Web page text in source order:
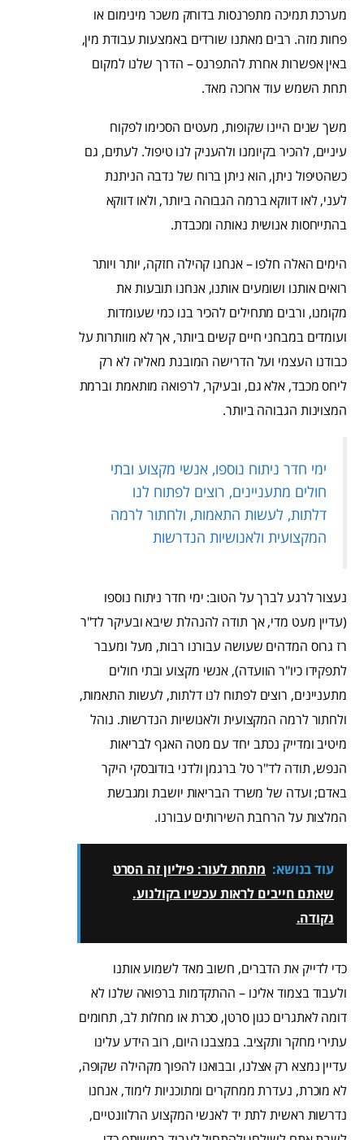
מערכת תמיכה מתפרנסות בדוחק משכר מינימום או
פחות מזה. רבים מאתנו שורדים באמצעות עבודת מין,
באין אפשרות אחרת להתפרנס – הדרך שלנו למקום
תחת השמש עוד ארוכה מאד.
משך שנים היינו שקופות, מעטים הסכימו לפקוח
עיניים, להכיר בקיומנו ולהעניק לנו טיפול. לעתים, גם
כשהטיפול ניתן, הוא ניתן ברוח של נדבה הניתנת
לעני, לאו דווקא ברמה הגבוהה ביותר, ולאו דווקא
בהתייחסות אנושית נאותה ומכבדת.
הימים האלה חלפו – אנחנו קהילה חזקה, יותר ויותר
רואים אותנו ושומעים אותנו, אנחנו תובעות את
מקומנו, ורבים מתחילים להכיר בנו כמי שעומדות
ועומדים במבחני חיים קשים ביותר, אך לא מוותרות על
כבודנו העצמי ועל הדרישה המובנת מאליה לא רק
ליחס מכבד, אלא גם, ובעיקר, לרפואה מותאמת וברמת
המצוינות הגבוהה ביותר.
ימי חדר ניתוח נוספו, אנשי מקצוע ובתי
חולים מתעניינים, רוצים לפתוח לנו
דלתות, לעשות התאמות, ולחתור לרמה
המקצועית ולאנושיות הנדרשות
נעצור לרגע לברך על הטוב: ימי חדר ניתוח נוספו
(עדיין מעט מדי, אך תודה להנהלת שיבא ובעיקר לד"ר
רז גרוס המדהים שעושה עבורנו רבות, מעל ומעבר
לתפקידו כיו"ר הוועדה), אנשי מקצוע ובתי חולים
מתעניינים, רוצים לפתוח לנו דלתות, לעשות התאמות,
ולחתור לרמה המקצועית ולאנושיות הנדרשות. נוהל
מיטיב ומדייק נכתב יחד עם מטה האגף לבריאות
הנפש, תודה לד"ר טל ברגמן ולדני בודובסקי היקר
באדם; ועדה של משרד הבריאות יושבת ומגבשת
המלצות על הרחבת השירותים עבורנו.
עוד בנושא: מתחת לעור: פיליון זה הסרט
שאתם חייבים לראות עכשיו בקולנוע.
נקודה.
כדי לדייק את הדברים, חשוב מאד לשמוע אותנו
ולעבוד בצמוד אלינו – ההתקדמות ברפואה שלנו לא
דומה לאתגרים כגון סרטן, סכרת או מחלות לב, תחומים
עתירי מחקר ותקציב. במצבנו היום, רוב הידע עלינו
עדיין נמצא רק אצלנו, ובבואנו להפוך מקהילה שקופה,
לא מוכרת, נעדרת ממחקרים ומתוכניות לימוד, אנחנו
נדרשות ראשית לתת יד לאנשי המקצוע הרלוונטיים,